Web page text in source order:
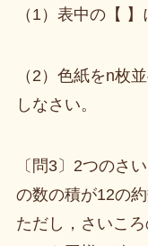
（1）表中の【
（2）色紙をn枚
しなさい。
〔問3〕2つのさ
の数の積が12の
ただし，さいこ